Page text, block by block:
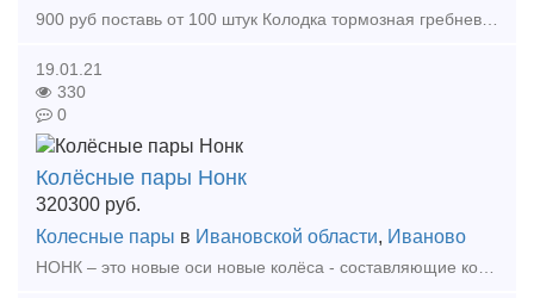
19.01.21
330
0
Колёсные пары Нонк
320300 руб.
Колесные пары в Ивановской области, Иваново